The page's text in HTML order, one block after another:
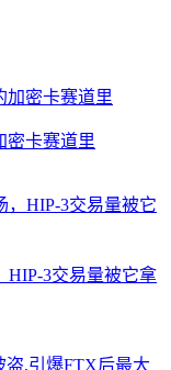
密卡赛道里
HIP-3交易量被它拿